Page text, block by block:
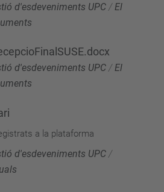
d'esdeveniments UPC / El
d'esdeveniments UPC /El
a la plataforma
d'esdeveniments UPC /